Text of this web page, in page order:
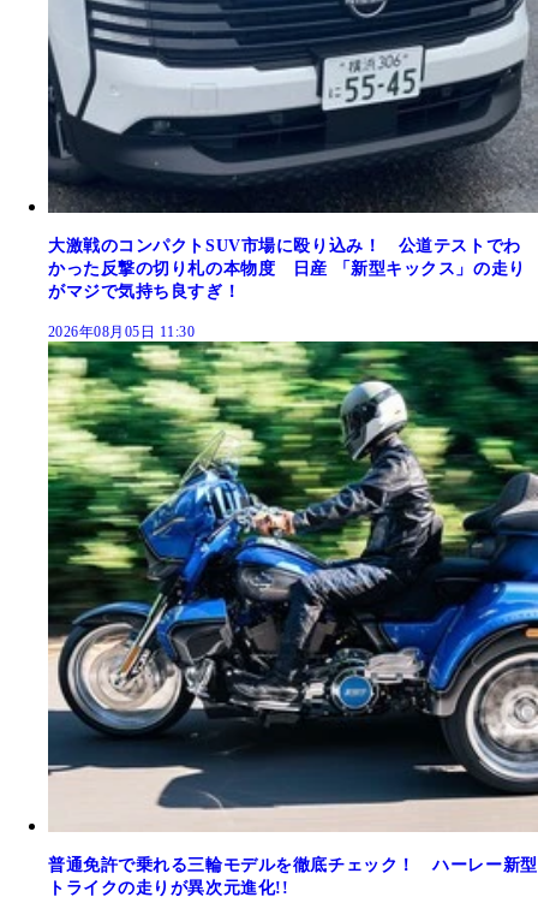
大激戦のコンパクトSUV市場に殴り込み！ 公道テストでわ
かった反撃の切り札の本物度 日産 「新型キックス」の走り
がマジで気持ち良すぎ！
2026年08月05日 11:30
普通免許で乗れる三輪モデルを徹底チェック！ ハーレー新型
トライクの走りが異次元進化!!